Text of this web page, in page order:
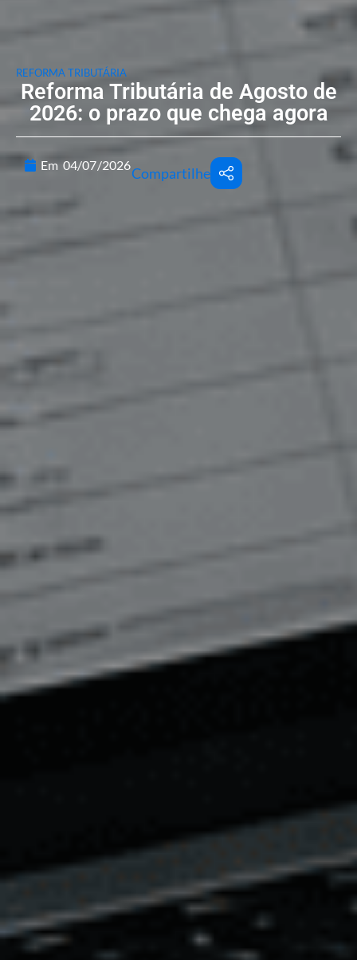
REFORMA TRIBUTÁRIA
Reforma Tributária de Agosto de
2026: o prazo que chega agora
Em 04/07/2026Compartilhe